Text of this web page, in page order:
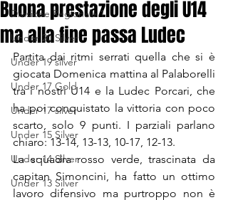
Divisione Regionale 1
Under 20 Silver
Under 19 silver
Under 17 Gold
Under 17 silver
Under 15 Silver
Under 14 Silver
Under 13 Silver
Buona prestazione degli U14
ma alla fine passa Ludec
Partita dai ritmi serrati quella che si è
giocata Domenica mattina al Palaborelli
tra i nostri U14 e la Ludec Porcari, che
ha poi conquistato la vittoria con poco
scarto, solo 9 punti. I parziali parlano
chiaro: 13-14, 13-13, 10-17, 12-13.
La squadra rosso verde, trascinata da
capitan Simoncini, ha fatto un ottimo
lavoro difensivo ma purtroppo non è